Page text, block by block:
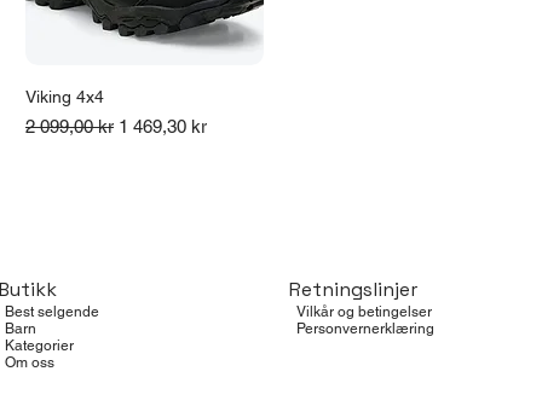
Viking 4x4
Vanlig pris
2 099,00 kr Salgspris
1 469,30 kr
Best selgende
Barn
Kategorier
Om oss
Retningslinjer
Vilkår og betingelser
Personvernerklæring